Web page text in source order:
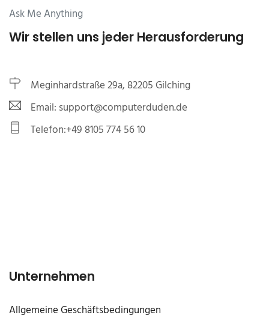
Ask Me Anything
Wir stellen uns jeder Herausforderung
Meginhardstraße 29a, 82205 Gilching
Email: support@computerduden.de
Telefon:+49 8105 774 56 10
Unternehmen
Allgemeine Geschäftsbedingungen